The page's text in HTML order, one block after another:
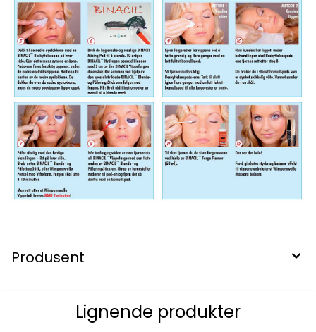
Produsent
Lignende produkter